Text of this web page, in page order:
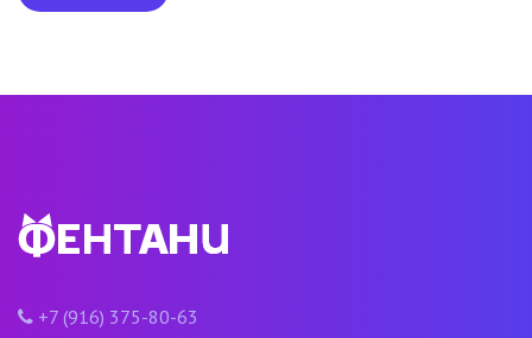
+7 (916) 375-80-63